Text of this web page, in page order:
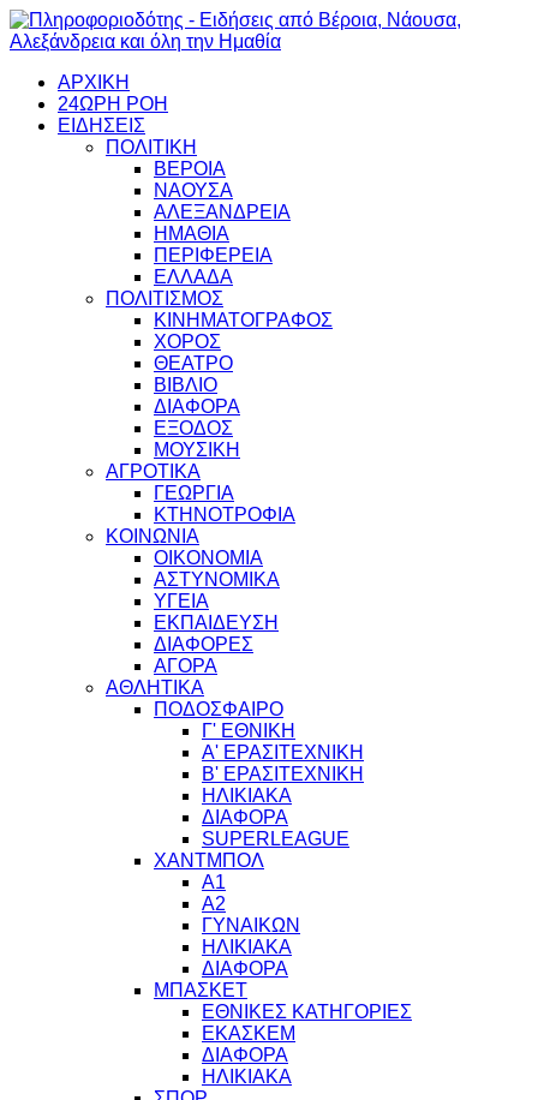
ΑΡΧΙΚΗ
24ΩΡΗ ΡΟΗ
ΕΙΔΗΣΕΙΣ
ΠΟΛΙΤΙΚΗ
ΒΕΡΟΙΑ
ΝΑΟΥΣΑ
ΑΛΕΞΑΝΔΡΕΙΑ
ΗΜΑΘΙΑ
ΠΕΡΙΦΕΡΕΙΑ
ΕΛΛΑΔΑ
ΠΟΛΙΤΙΣΜΟΣ
ΚΙΝΗΜΑΤΟΓΡΑΦΟΣ
ΧΟΡΟΣ
ΘΕΑΤΡΟ
ΒΙΒΛΙΟ
ΔΙΑΦΟΡΑ
ΕΞΟΔΟΣ
ΜΟΥΣΙΚΗ
ΑΓΡΟΤΙΚΑ
ΓΕΩΡΓΙΑ
ΚΤΗΝΟΤΡΟΦΙΑ
ΚΟΙΝΩΝΙΑ
ΟΙΚΟΝΟΜΙΑ
ΑΣΤΥΝΟΜΙΚΑ
ΥΓΕΙΑ
ΕΚΠΑΙΔΕΥΣΗ
ΔΙΑΦΟΡΕΣ
ΑΓΟΡΑ
ΑΘΛΗΤΙΚΑ
ΠΟΔΟΣΦΑΙΡΟ
Γ' ΕΘΝΙΚΗ
Α' ΕΡΑΣΙΤΕΧΝΙΚΗ
Β' ΕΡΑΣΙΤΕΧΝΙΚΗ
ΗΛΙΚΙΑΚΑ
ΔΙΑΦΟΡΑ
SUPERLEAGUE
ΧΑΝΤΜΠΟΛ
Α1
Α2
ΓΥΝΑΙΚΩΝ
ΗΛΙΚΙΑΚΑ
ΔΙΑΦΟΡΑ
ΜΠΑΣΚΕΤ
ΕΘΝΙΚΕΣ ΚΑΤΗΓΟΡΙΕΣ
ΕΚΑΣΚΕΜ
ΔΙΑΦΟΡΑ
ΗΛΙΚΙΑΚΑ